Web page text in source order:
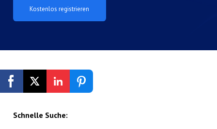
Kostenlos registrieren
Schnelle Suche: